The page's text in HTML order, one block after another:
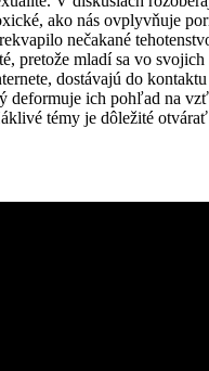
ako nás ovplyvňuje
nečakané
pretože mladí sa vo svojich
dostávajú do
deformuje ich pohľad na
témy je dôležité